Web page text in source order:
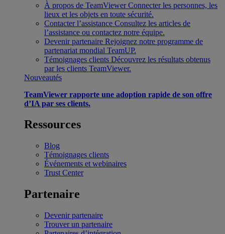
À propos de TeamViewer Connecter les personnes, les
lieux et les objets en toute sécurité.
Contacter l’assistance Consultez les articles de
l’assistance ou contactez notre équipe.
Devenir partenaire Rejoignez notre programme de
partenariat mondial TeamUP.
Témoignages clients Découvrez les résultats obtenus
par les clients TeamViewer.
Nouveautés
TeamViewer rapporte une adoption rapide de son offre
d’IA par ses clients.
Ressources
Blog
Témoignages clients
Événements et webinaires
Trust Center
Partenaire
Devenir partenaire
Trouver un partenaire